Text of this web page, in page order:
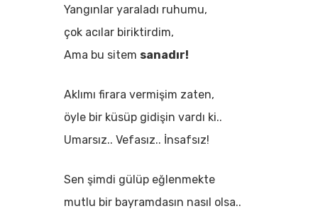
Yangınlar yaraladı ruhumu,
çok acılar biriktirdim,
Ama bu sitem sanadır!
Aklımı firara vermişim zaten,
öyle bir küsüp gidişin vardı ki..
Umarsız.. Vefasız.. İnsafsız!
Sen şimdi gülüp eğlenmekte
mutlu bir bayramdasın nasıl olsa..